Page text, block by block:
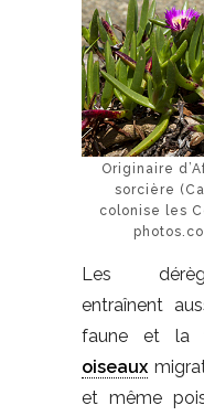
Originaire
sorcière
colonise les
Les
entraînent
faune et la
oiseaux
et même